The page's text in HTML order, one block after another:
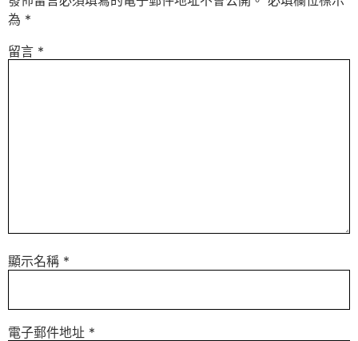
為 *
留言 *
顯示名稱 *
電子郵件地址 *